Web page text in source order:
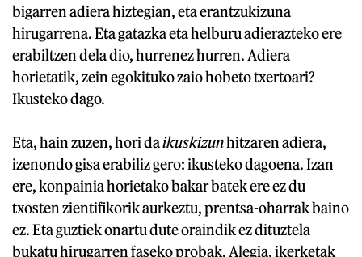
bigarren adiera hiztegian, eta erantzukizuna
hirugarrena. Eta gatazka eta helburu adierazteko ere
erabiltzen dela dio, hurrenez hurren. Adiera
horietatik, zein egokituko zaio hobeto txertoari?
Ikusteko dago.
Eta, hain zuzen, hori daikuskizunhitzaren adiera,
izenondo gisa erabiliz gero: ikusteko dagoena. Izan
ere, konpainia horietako bakar batek ere ez du
txosten zientifikorik aurkeztu, prentsa-oharrak baino
ez. Eta guztiek onartu dute oraindik ez dituztela
bukatu hirugarren faseko probak. Alegia, ikerketak